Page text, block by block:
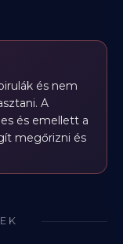
és nem
A
és emellett a
megőrizni és